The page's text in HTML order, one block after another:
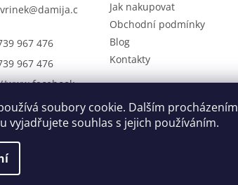
soubory cookie. Dalším procházením
vyjadřujete souhlas s jejich používáním.
@damija.c
967 476
967 476
www.facebook.
967 476
Jak nakupovat
Obchodní podmínky
Blog
Kontakty